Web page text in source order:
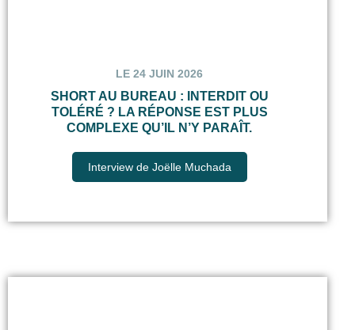
LE 24 JUIN 2026
SHORT AU BUREAU : INTERDIT OU
TOLÉRÉ ? LA RÉPONSE EST PLUS
COMPLEXE QU’IL N’Y PARAÎT.
Interview de Joëlle Muchada